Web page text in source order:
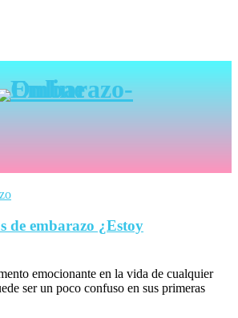
de embarazo ¿Estoy
emocionante en la vida de cualquier
ser un poco confuso en sus primeras